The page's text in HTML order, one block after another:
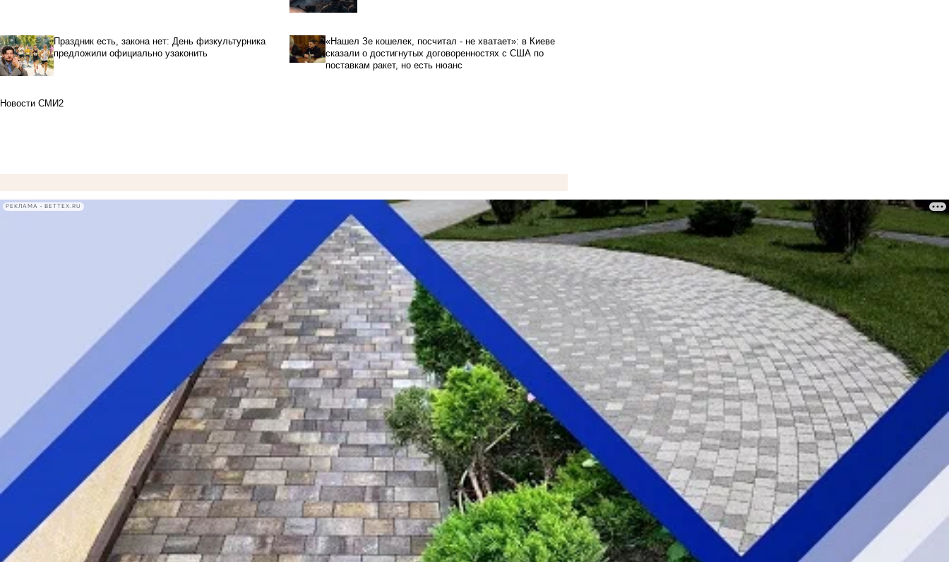
Праздник есть, закона нет: День физкультурника
предложили официально узаконить
«Нашел Зе кошелек, посчитал - не хватает»: в Киеве
сказали о достигнутых договоренностях с США по
поставкам ракет, но есть нюанс
Новости СМИ2
РЕКЛАМА • BETTEX.RU